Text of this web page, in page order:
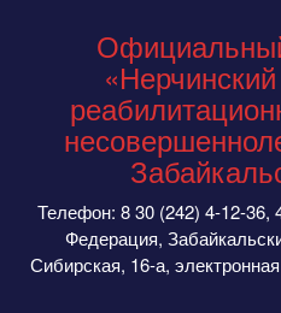
Телефон: 8 30 (242) 4-12-36,
Федерация,
Сибирская, 16-а,